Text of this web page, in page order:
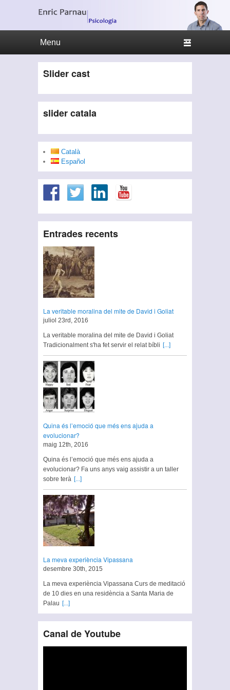
Slider cast
slider catala
Català
Español
Entrades recents
La veritable moralina del mite de David i Goliat
juliol 23rd, 2016
La veritable moralina del mite de David i Goliat
Tradicionalment s'ha fet servir el relat bíbli [...]
Quina és l’emoció que més ens ajuda a
evolucionar?
maig 12th, 2016
Quina és l’emoció que més ens ajuda a
evolucionar? Fa uns anys vaig assistir a un taller
sobre terà [...]
La meva experiència Vipassana
desembre 30th, 2015
La meva experiència Vipassana Curs de meditació
de 10 dies en una residència a Santa Maria de
Palau [...]
Canal de Youtube